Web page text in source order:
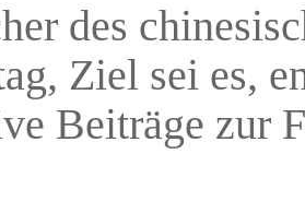
des
Ziel sei es,
Beiträge zur